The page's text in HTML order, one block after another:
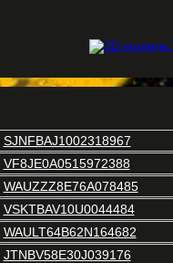
SJNFBAJ1002318967
VF8JE0A0515972388
WAUZZZ8E76A078485
VSKTBAV10U0044484
WAULT64B62N164682
JTNBV58E30J039176